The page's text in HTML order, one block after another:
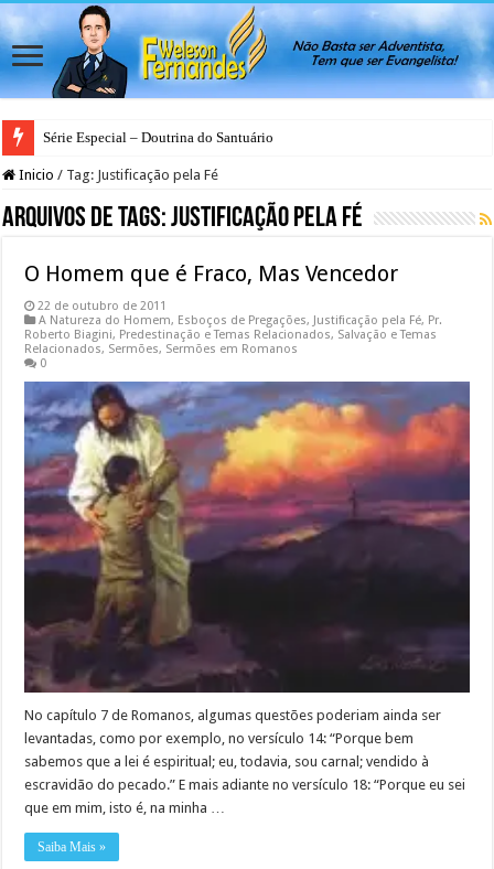
Série Especial – Doutrina do Santuário
Antes da Porta se Fechar: A Mensagem Profética do Santuário Celestial
Inicio / Tag: Justificação pela Fé
Arquivos de Tags:Justificação pela Fé
O Homem que é Fraco, Mas Vencedor
22 de outubro de 2011
A Natureza do Homem, Esboços de Pregações, Justificação pela Fé, Pr.
Roberto Biagini, Predestinação e Temas Relacionados, Salvação e Temas
Relacionados, Sermões, Sermões em Romanos
0
No capítulo 7 de Romanos, algumas questões poderiam ainda ser
levantadas, como por exemplo, no versículo 14: “Porque bem
sabemos que a lei é espiritual; eu, todavia, sou carnal; vendido à
escravidão do pecado.” E mais adiante no versículo 18: “Porque eu sei
que em mim, isto é, na minha …
Saiba Mais »